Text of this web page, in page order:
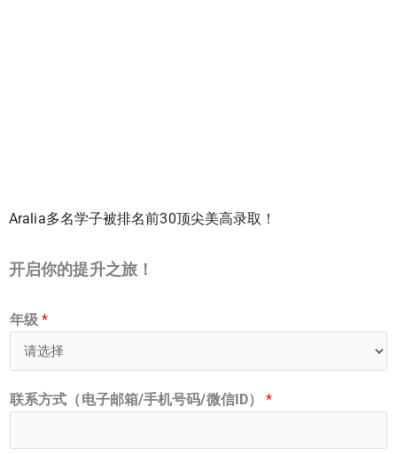
Aralia多名学子被排名前30顶尖美高录取！
开启你的提升之旅！
年级*
联系方式（电子邮箱/手机号码/微信ID）*